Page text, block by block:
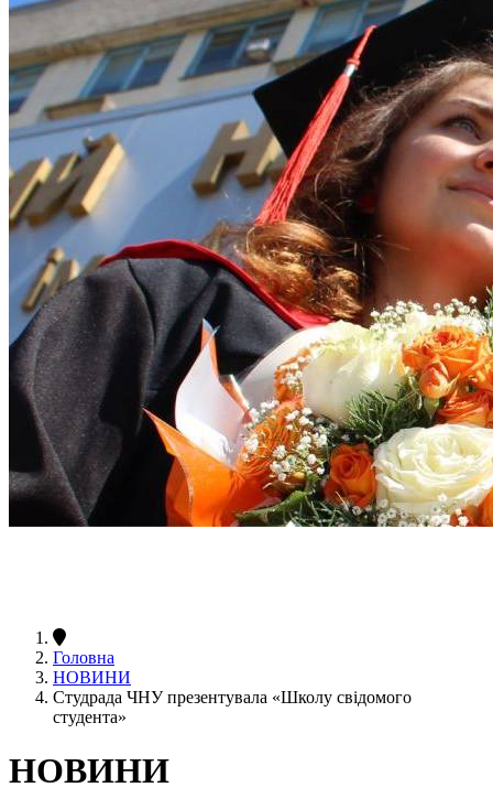
Головна
НОВИНИ
Студрада ЧНУ презентувала «Школу свідомого
студента»
НОВИНИ